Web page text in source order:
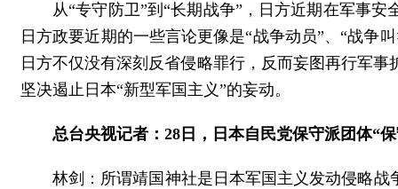
从“专守防卫”到“长期战争”，日方近期在军事
日方政要近期的一些言论更像是“战争动员”、“战争
日方不仅没有深刻反省侵略罪行，反而妄图再行军
坚决遏止日本“新型军国主义”的妄动。
总台央视记者：28日，日本自民党保守派团体“
林剑：所谓靖国神社是日本军国主义发动侵略